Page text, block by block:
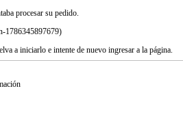
procesar su pedido.
1786345897679)
a iniciarlo e intente de nuevo ingresar a la página.